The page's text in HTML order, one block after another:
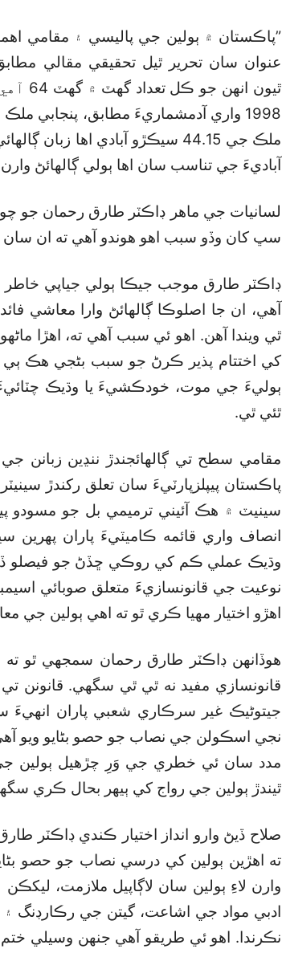
”پاڪستان ۾ ٻولين جي پاليسي ۽ مقامي
عنوان سان تحرير ٿيل تحقيقي مقالي
1998 واري آدمشماريءَ مطابق، پنجابي
ملڪ جي 44.15 سيڪڙو آبادي اها
آباديءَ جي تناسب سان اها ٻولي ڳالهائڻ وارن جي شرح
لسانيات جي ماهر ڊاڪٽر طارق رحمان جو
سڀ کان وڏو سبب اهو هوندو آهي ته ان سان
ڊاڪٽر طارق موجب جيڪا ٻولي جياپي خاطر
آهي، ان جا اصلوڪا ڳالهائڻ وارا معاشي
ٿي ويندا آهن. اهو ئي سبب آهي ته، اهڙا
کي اختتام پذير ڪرڻ جو سبب بڻجي هڪ ٻي
ٻوليءَ جي موت، خودڪشيءَ يا وڌيڪ
ٿئي ٿي.
مقامي سطح تي ڳالهائجندڙ ننڍين زبانن
سينيٽ ۾ هڪ آئيني ترميمي بل جو مسودو
وڌيڪ عملي ڪم کي روڪي ڇڏڻ جو فيصلو ڏنو
نوعيت جي قانونسازيءَ متعلق صوبائي
اهڙو اختيار مهيا ڪري ٿو ته اهي ٻولين جي
هوڏانهن ڊاڪٽر طارق رحمان سمجهي ٿو ته
قانونسازي مفيد نه ٿي ٿي سگھي.
جيتوڻيڪ غير سرڪاري شعبي پاران
نجي اسڪولن جي نصاب جو حصو بڻايو ويو
مدد سان ئي خطري جي وَرِ چڙهيل ٻولين جي
ٿيندڙ ٻولين جي رواج کي ٻيهر بحال ڪري
صلاح ڏيڻ وارو انداز اختيار ڪندي ڊاڪٽر
ته اهڙين ٻولين کي درسي نصاب جو حصو
وارن لاءِ ٻولين سان لاڳاپيل ملازمت، ليکڪن
ادبي مواد جي اشاعت، گيتن جي رڪارڊنگ ۽
نڪرندا. اهو ئي طريقو آهي جنهن وسيلي